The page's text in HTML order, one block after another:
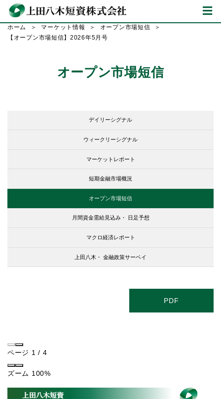
ホーム マーケット情報
オープン市場短信
【オープン市場短信】2026年5月号
オープン市場短信
デイリーシグナル
ウィークリーシグナル
マーケットレポート
短期金融市場概況
オープン市場短信
月間資金需給見込み・ 日足予想
マクロ経済レポート
上田八木・ 金融政策サーベイ
PDF
ページ 1 / 4
ズーム 100%